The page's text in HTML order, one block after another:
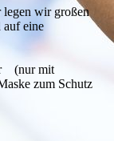
legen wir großen
auf eine
(nur mit
zum Schutz